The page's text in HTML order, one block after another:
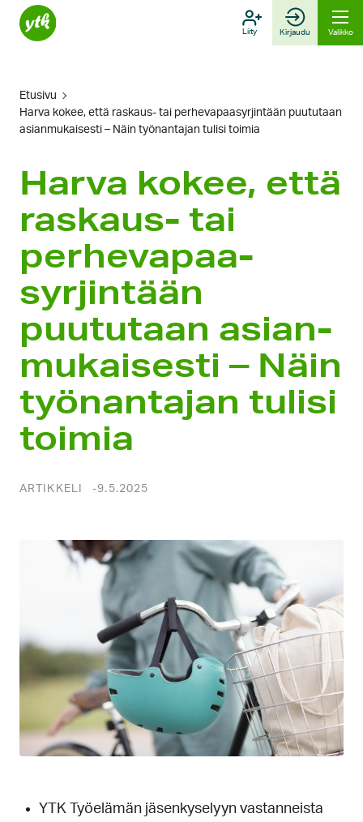
Hyppää
sisältöön
Liity Kirjaudu Valikko
Etusivu
Harva kokee, että raskaus- tai perhe­vapaa­syrjintään puututaan
asian­mukaisesti – Näin työn­antajan tulisi toimia
Harva kokee, että
raskaus- tai
perhe­vapaa­
syrjintään
puututaan asian­
mukaisesti – Näin
työn­antajan tulisi
toimia
ARTIKKELI 9.5.2025
YTK Työelämän jäsenkyselyyn vastanneista